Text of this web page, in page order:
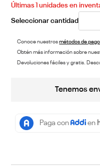
Últimas unidades en
Conoce nuestrosmétodos de pago
Obtén más información sobre
Devoluciones fáciles y gratis.
Tenemos